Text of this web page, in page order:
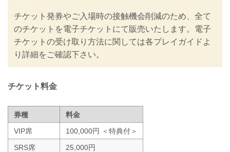
入退場規制の実施、また禁止事項を設け
るなど、新たな取り組みを行いますので
ご案内いたします。
皆さまには大変ご不便をおかけいたしま
すが、安心してご来場・ご観戦いただけ
ますよう努めてまいりますので、何卒ご
チケット発券やご入場時の接触機会削減のため、全て
のチケットを電子チケットにて販売いたします。電子
チケットの受け取り方法に関しては各プレイガイドよ
り詳細をご確認下さい。
チケット料金
券種
料金
VIP席
100,000円 ＜特典付＞
SRS席
25,000円